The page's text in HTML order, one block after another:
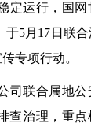
定运行，国网
于5月 17 日 联
传专项行动。
司联合属地公
查治理，重